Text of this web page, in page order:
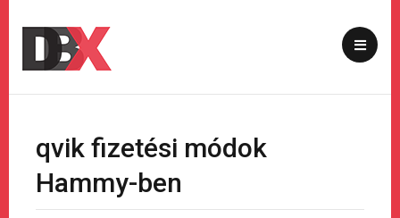
qvik fizetési módok
Hammy-ben